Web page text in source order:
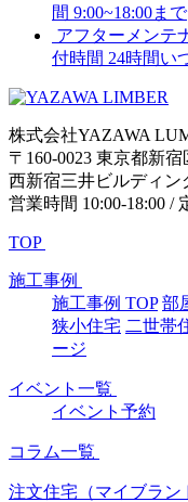
間 9:00~18:00まで
アフターメンテ
付時間 24時間い
株式会社YAZAWA
〒160-0023 東京都新宿
西新宿三井ビルディン
営業時間 10:00-18:00 /
TOP
施工事例
施工事例 TOP 部
狭小住宅 二世帯
ージ
イベント一覧
イベント予約
コラム一覧
注文住宅（マイブラン